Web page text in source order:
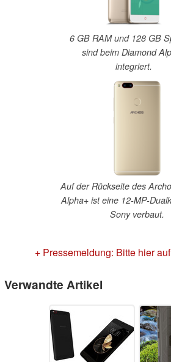
6 GB RAM und 128 GB
sind beim Diamond
integriert.
Auf der Rückseite des
Alpha+ ist eine 12-MP-
Sony verbaut.
+ Pressemeldung: Bitte hier
Verwandte Artikel